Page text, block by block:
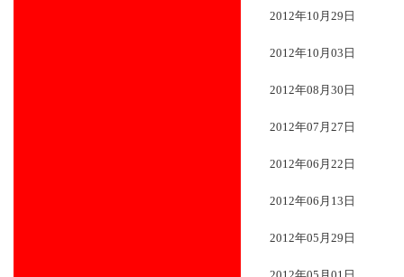
2012年10月29日
2012年10月03日
2012年08月30日
2012年07月27日
2012年06月22日
2012年06月13日
2012年05月29日